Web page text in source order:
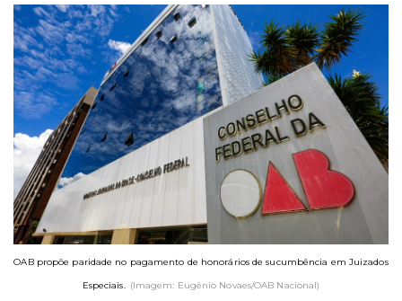
OAB propõe paridade no pagamento de honorários de sucumbência em Juizados
Especiais. (Imagem: Eugênio Novaes/OAB Nacional)